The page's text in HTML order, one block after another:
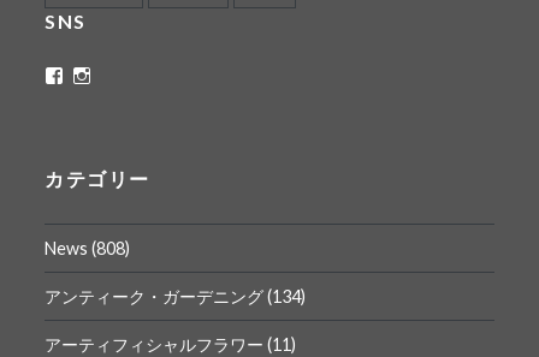
SNS
ritaflower.calligraphy
ロ
フ
ー
ル
を
Facebook
で
表
示
ロ
フ
ー
ル
を
Instagram
で
表
示
カテゴリー
News (808)
アンティーク・ガーデニング(134)
アーティフィシャルフラワー (11)